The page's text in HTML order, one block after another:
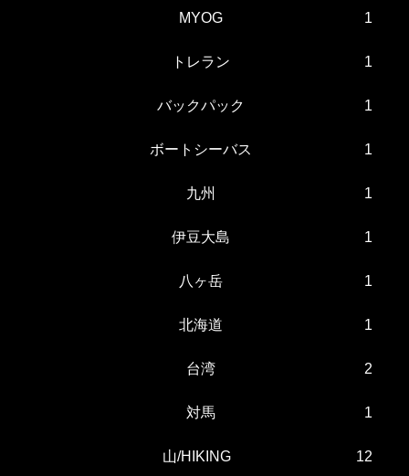
MYOG 1
トレラン 1
バックパック 1
ボートシーバス 1
九州 1
伊豆大島 1
八ヶ岳 1
北海道 1
台湾 2
対馬 1
山/HIKING 12